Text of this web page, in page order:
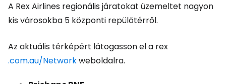
A Rex Airlines regionális járatokat üzemeltet nagyon
kis városokba 5 központi repülőtérről.
Az aktuális térképért látogasson el a rex
.com.au/Networkweboldalra.